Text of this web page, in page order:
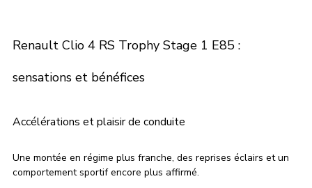
Renault Clio 4 RS Trophy Stage 1 E85 :
sensations et bénéfices
Accélérations et plaisir de conduite
Une montée en régime plus franche, des reprises éclairs et un
comportement sportif encore plus affirmé.